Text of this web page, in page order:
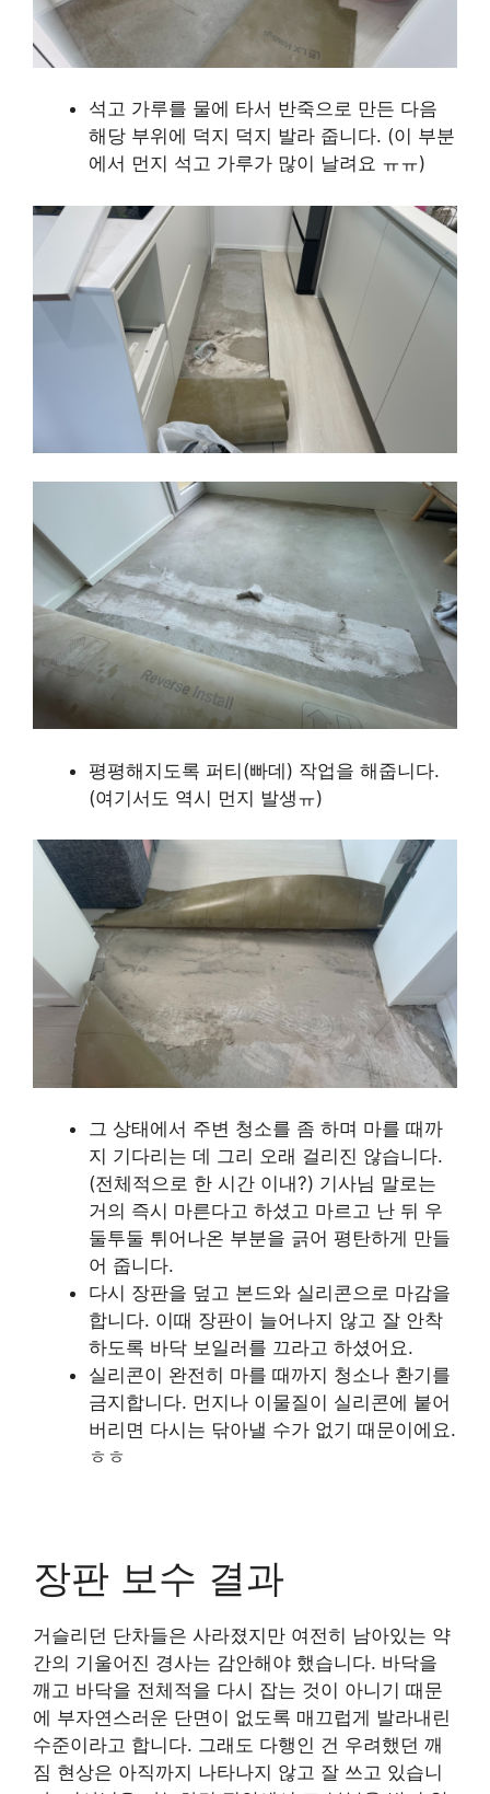
석고 가루를 물에 타서 반죽으로 만든 다음
해당 부위에 덕지 덕지 발라 줍니다. (이 부분
에서 먼지 석고 가루가 많이 날려요 ㅠㅠ)
평평해지도록 퍼티(빠데) 작업을 해줍니다.
(여기서도 역시 먼지 발생ㅠ)
그 상태에서 주변 청소를 좀 하며 마를 때까
지 기다리는 데 그리 오래 걸리진 않습니다.
(전체적으로 한 시간 이내?) 기사님 말로는
거의 즉시 마른다고 하셨고 마르고 난 뒤 우
둘투둘 튀어나온 부분을 긁어 평탄하게 만들
어 줍니다.
다시 장판을 덮고 본드와 실리콘으로 마감을
합니다. 이때 장판이 늘어나지 않고 잘 안착
하도록 바닥 보일러를 끄라고 하셨어요.
실리콘이 완전히 마를 때까지 청소나 환기를
금지합니다. 먼지나 이물질이 실리콘에 붙어
버리면 다시는 닦아낼 수가 없기 때문이에요.
ㅎㅎ
장판 보수 결과
거슬리던 단차들은 사라졌지만 여전히 남아있는 약
간의 기울어진 경사는 감안해야 했습니다. 바닥을
깨고 바닥을 전체적을 다시 잡는 것이 아니기 때문
에 부자연스러운 단면이 없도록 매끄럽게 발라내린
수준이라고 합니다. 그래도 다행인 건 우려했던 깨
짐 현상은 아직까지 나타나지 않고 잘 쓰고 있습니